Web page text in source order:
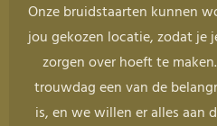
Onze bruidstaarten kunnen
jou gekozen locatie, zodat je
zorgen over hoeft te
trouwdag een van de
is, en we willen er alles aan